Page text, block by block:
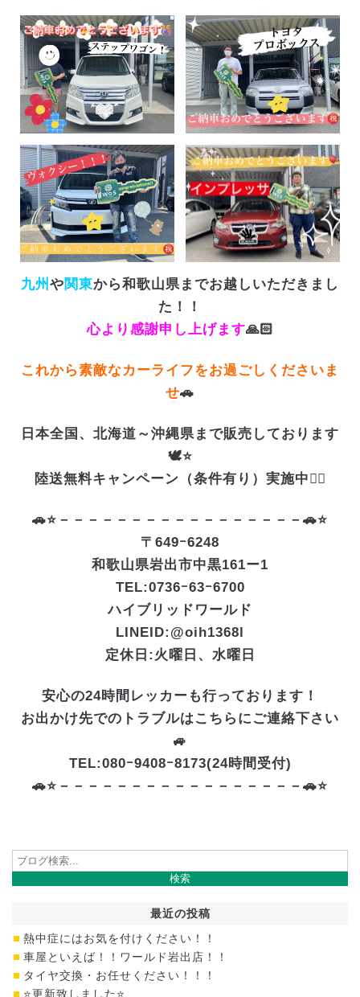
九州 や関東から和歌山県までお越しいただきまし
た！！
心より感謝申し上げます🙏🏻
これから素敵なカーライフをお過ごしくださいま
せ🚗
日本全国、北海道～沖縄県まで販売しております
🕊️⭐
陸送無料キャンペーン（条件有り）実施中❤️‍🔥
🚗⭐－－－－－－－－－－－－－－－－－🚗⭐
〒649ｰ6248
和歌山県岩出市中黒161ー1
TEL:0736ｰ63ｰ6700
ハイブリッドワールド
LINEID: @oih1368l
定休日:火曜日、水曜日
安心の24時間レッカーも行っております！
お出かけ先でのトラブルはこちらにご連絡下さい
🚙
TEL:080ｰ9408ｰ8173(24時間受付)
🚗⭐－－－－－－－－－－－－－－－－－🚗⭐
最近の投稿
熱中症にはお気を付けください！！
車屋といえば！！ワールド岩出店！！
タイヤ交換・お任せください！！！
⭐更新致しました⭐